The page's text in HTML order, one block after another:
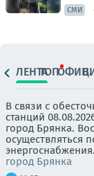
СМИ
ЛЕНТАТОПОФИЦ.
В связи с
станций
город Брянка.
осуществляться
город Брянка